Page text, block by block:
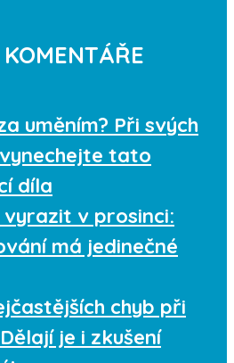
uměním? Při svých
tato
díla
vyrazit v prosinci:
má jedinečné
chyb při
je i zkušení